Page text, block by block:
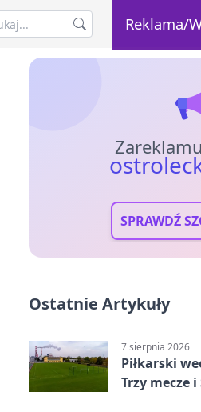
Reklama/
SPRAWDŹ
Ostatnie Artykuły
7 sierpnia 2026
Piłkarski
Trzy mecze